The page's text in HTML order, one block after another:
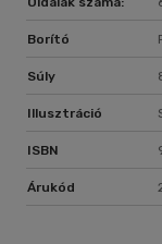
Borító
Súly
Illusztráció
ISBN
Árukód